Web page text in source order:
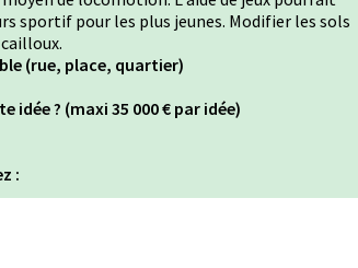
sportif pour les plus jeunes. Modifier les sols
(rue, place, quartier)
? (maxi 35 000 € par idée)
: